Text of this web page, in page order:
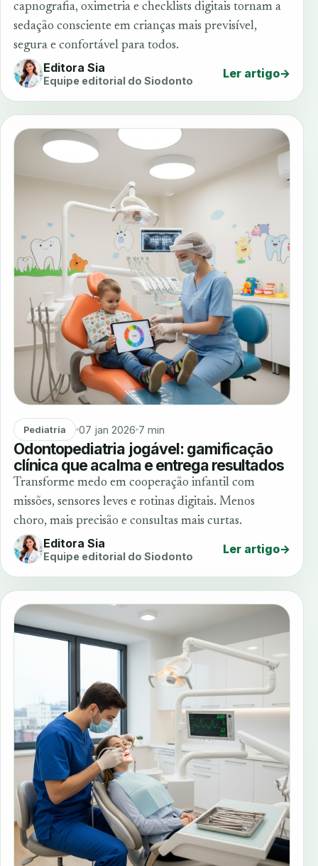
capnografia, oximetria e checklists digitais tornam a
sedação consciente em crianças mais previsível,
segura e confortável para todos.
Editora Sia
Equipe editorial do Siodonto Ler artigo→
Pediatria 07 jan 2026 7 min
Odontopediatria jogável: gamificação
clínica que acalma e entrega resultados
Transforme medo em cooperação infantil com
missões, sensores leves e rotinas digitais. Menos
choro, mais precisão e consultas mais curtas.
Editora Sia
Equipe editorial do Siodonto Ler artigo→